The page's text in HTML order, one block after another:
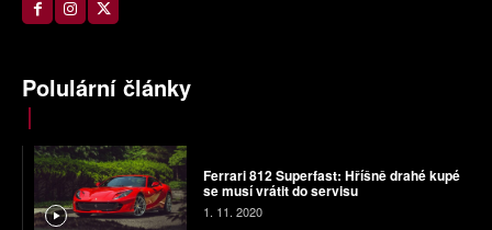
Polulární články
Ferrari 812 Superfast: Hříšně drahé kupé
se musí vrátit do servisu
1. 11. 2020